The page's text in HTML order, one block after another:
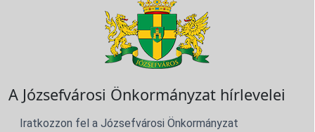
A Józsefvárosi Önkormányzat hírlevelei
Iratkozzon fel a Józsefvárosi Önkormányzat